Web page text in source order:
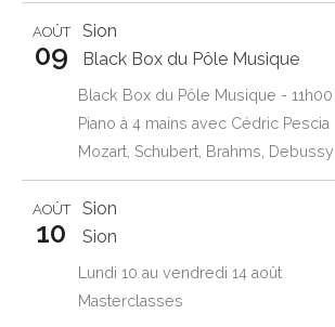
Sion
AOÛT
09 Black Box du Pôle Musique
Black Box du Pôle Musique - 11h00
Piano à 4 mains avec Cédric Pescia
Mozart, Schubert, Brahms, Debussy
Sion
AOÛT
10 Sion
Lundi 10 au vendredi 14 août
Masterclasses